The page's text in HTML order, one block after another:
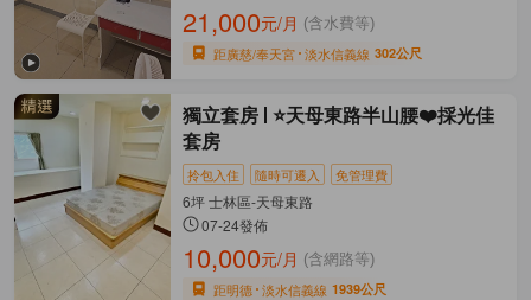
21,000元/月 (含水費等)
距廣慈/奉天宮 淡水信義線 302公尺
獨立套房
⭐天母東路半山腰❤️採光佳
套房
拎包入住 隨時可遷入 免管理費
6坪 士林區-天母東路
07-24發佈
10,000元/月 (含網路等)
距明德 淡水信義線 1939公尺